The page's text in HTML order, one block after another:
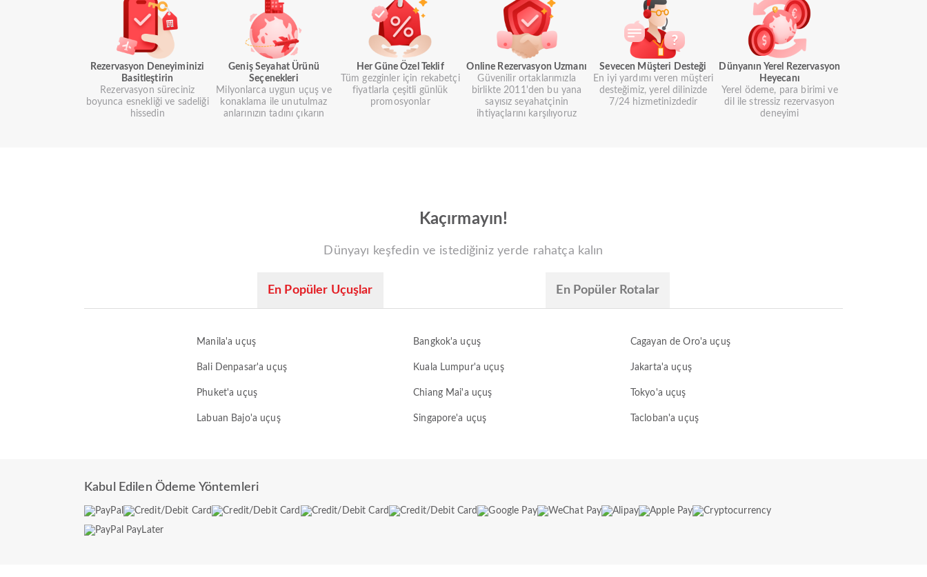
Rezervasyon Deneyiminizi
Basitleştirin
Rezervasyon süreciniz
boyunca esnekliği ve sadeliği
hissedin
Geniş Seyahat Ürünü
Seçenekleri
Milyonlarca uygun uçuş ve
konaklama ile unutulmaz
anlarınızın tadını çıkarın
Her Güne Özel Teklif
Tüm gezginler için rekabetçi
fiyatlarla çeşitli günlük
promosyonlar
Online Rezervasyon Uzmanı
Güvenilir ortaklarımızla
birlikte 2011'den bu yana
sayısız seyahatçinin
ihtiyaçlarını karşılıyoruz
Sevecen Müşteri Desteği
En iyi yardımı veren müşteri
desteğimiz, yerel dilinizde
7/24 hizmetinizdedir
Dünyanın Yerel Rezervasyon
Heyecanı
Yerel ödeme, para birimi ve
dil ile stressiz rezervasyon
deneyimi
Kaçırmayın!
Dünyayı keşfedin ve istediğiniz yerde rahatça kalın
En Popüler Uçuşlar En Popüler Rotalar
Manila'a uçuş Bangkok'a uçuş Cagayan de Oro'a uçuş
Bali Denpasar'a uçuş Kuala Lumpur'a uçuş Jakarta'a uçuş
Phuket'a uçuş Chiang Mai'a uçuş Tokyo'a uçuş
Labuan Bajo'a uçuş Singapore'a uçuş Tacloban'a uçuş
Kabul Edilen Ödeme Yöntemleri